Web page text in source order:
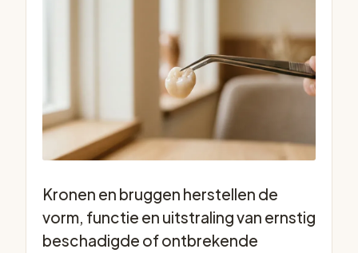
Kronen en bruggen herstellen de
vorm, functie en uitstraling van ernstig
beschadigde of ontbrekende